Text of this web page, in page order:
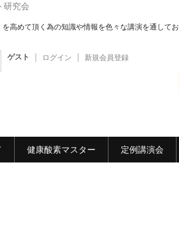
研究会
高めて頂く為の知識や情報を色々な講演を通して
ゲスト ログイン 新規会員登録
健康酸素マスター 定例講演会